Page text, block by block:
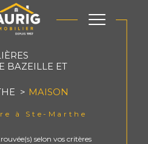
BAZEILLE ET
MAISON
à Ste-Marthe
selon vos critères